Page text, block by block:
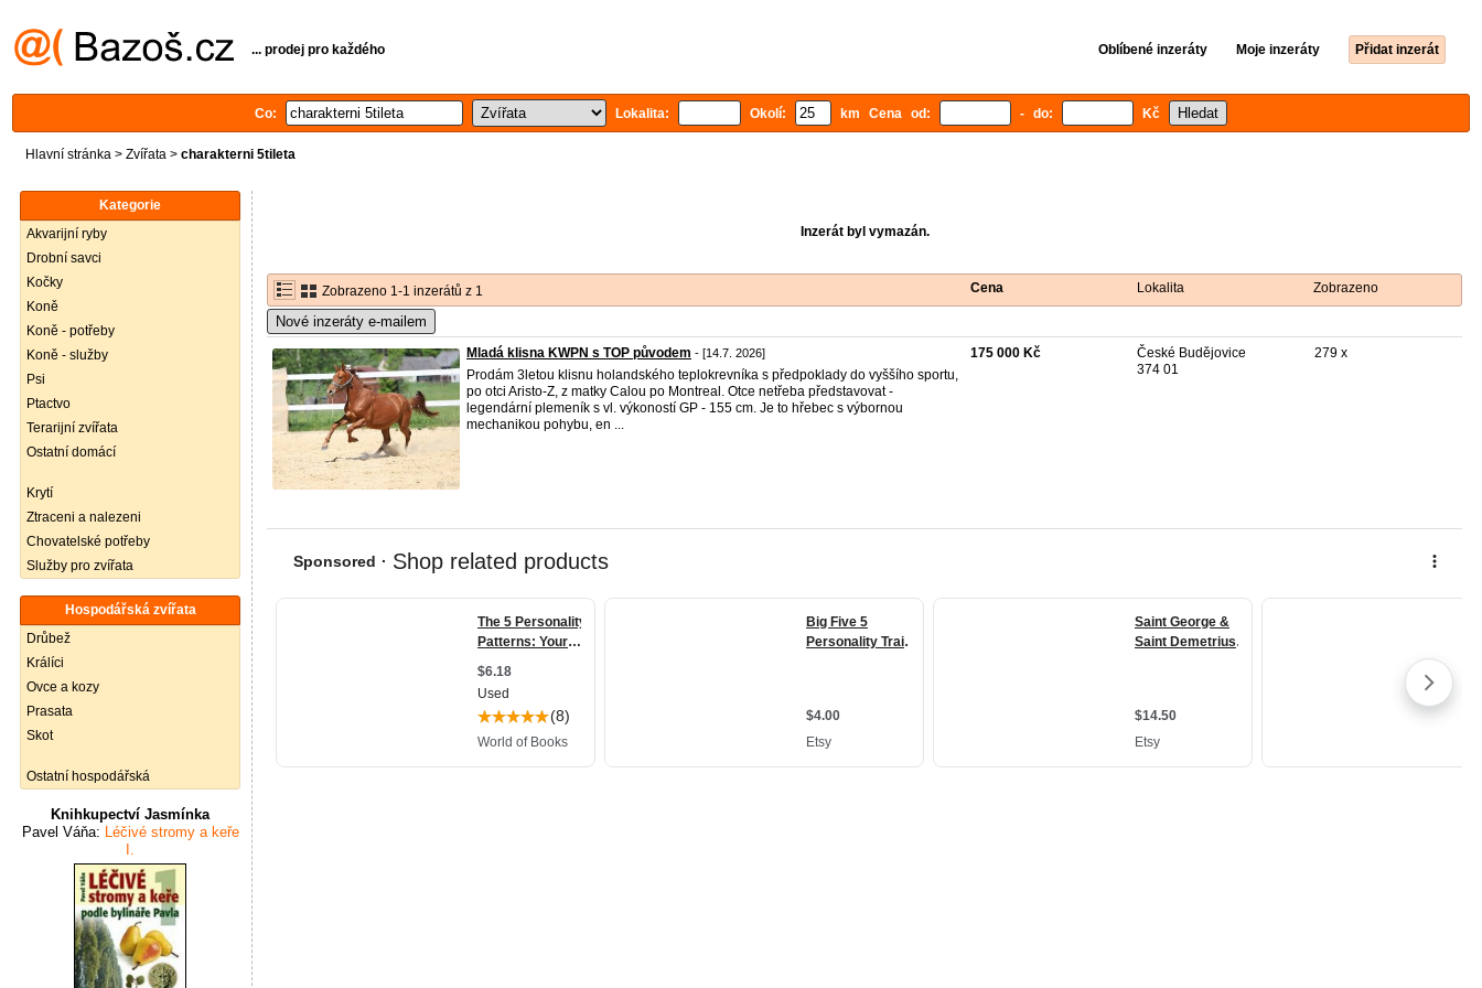
... prodej pro každého Oblíbené inzeráty Moje inzeráty Přidat inzerát
Co: Lokalita: Okolí: km Cena od: - do: Kč
Hlavní stránka > Zvířata > charakterni 5tileta
Kategorie
Akvarijní ryby
Drobní savci
Kočky
Koně
Koně - potřeby
Koně - služby
Psi
Ptactvo
Terarijní zvířata
Ostatní domácí
Krytí
Ztraceni a nalezeni
Chovatelské potřeby
Služby pro zvířata
Hospodářská zvířata
Drůbež
Králíci
Ovce a kozy
Prasata
Skot
Ostatní hospodářská
Knihkupectví Jasmínka
Pavel Váňa: Léčivé stromy a keře
I.
Inzerát byl vymazán.
Zobrazeno 1-1 inzerátů z 1 Cena Lokalita Zobrazeno
Nové inzeráty e-mailem
Mladá klisna KWPN s TOP původem - [14.7. 2026]
Prodám 3letou klisnu holandského teplokrevníka s předpoklady do vyššího sportu,
po otci Aristo-Z, z matky Calou po Montreal. Otce netřeba představovat -
legendární plemeník s vl. výkoností GP - 155 cm. Je to hřebec s výbornou
mechanikou pohybu, en ...
175 000 Kč
České Budějovice
374 01
279 x